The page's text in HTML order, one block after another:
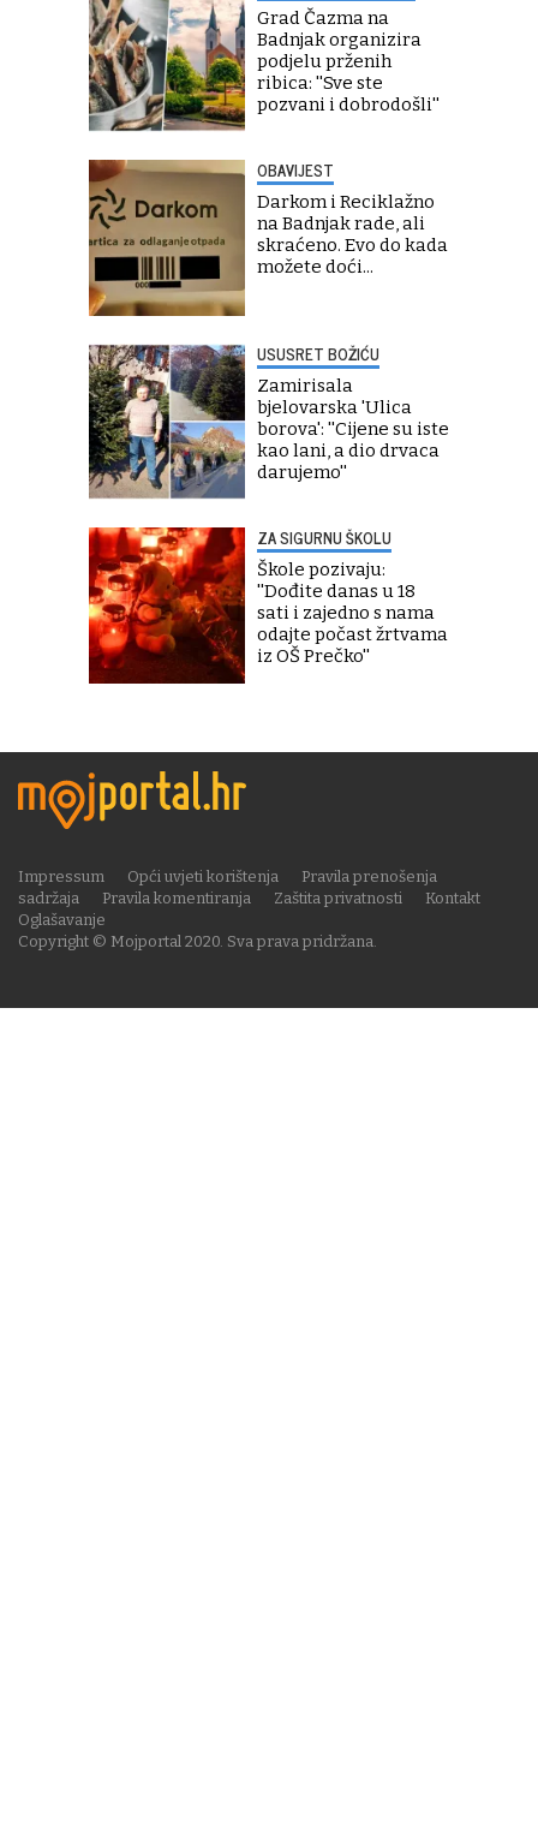
Grad Čazma na
Badnjak organizira
podjelu prženih
ribica: ''Sve ste
pozvani i dobrodošli''
OBAVIJEST
Darkom i Reciklažno
na Badnjak rade, ali
skraćeno. Evo do kada
možete doći...
USUSRET BOŽIĆU
Zamirisala
bjelovarska 'Ulica
borova': ''Cijene su iste
kao lani, a dio drvaca
darujemo''
ZA SIGURNU ŠKOLU
Škole pozivaju:
''Dođite danas u 18
sati i zajedno s nama
odajte počast žrtvama
iz OŠ Prečko''
Copyright © Mojportal 2020. Sva prava pridržana.
Impressum Opći uvjeti korištenja
Pravila prenošenja
sadržaja
Pravila komentiranja Zaštita privatnosti
Kontakt
Oglašavanje